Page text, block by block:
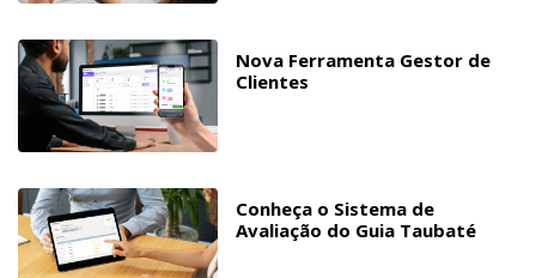
Nova Ferramenta Gestor de
Clientes
Conheça o Sistema de
Avaliação do Guia Taubaté